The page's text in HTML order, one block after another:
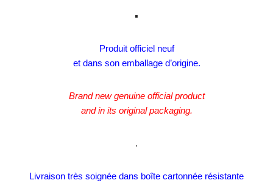
.
Produit officiel neuf
et dans son emballage d’origine.
Brand new genuine official product
and in its original packaging.
.
Livraison très soignée dans boîte cartonnée résistante